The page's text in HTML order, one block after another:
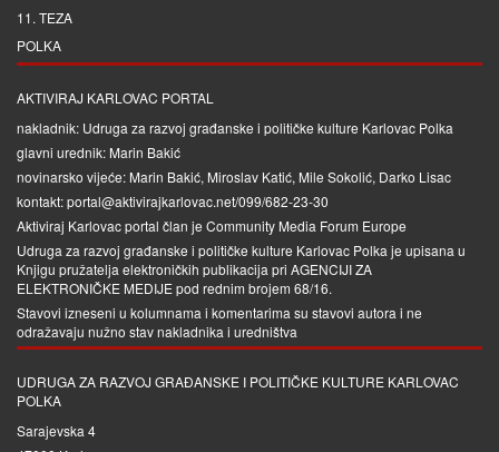
11. TEZA
POLKA
AKTIVIRAJ KARLOVAC PORTAL
nakladnik: Udruga za razvoj građanske i političke kulture Karlovac Polka
glavni urednik: Marin Bakić
novinarsko vijeće: Marin Bakić, Miroslav Katić, Mile Sokolić, Darko Lisac
kontakt: portal@aktivirajkarlovac.net/099/682-23-30
Aktiviraj Karlovac portal član je Community Media Forum Europe
Udruga za razvoj građanske i političke kulture Karlovac Polka je upisana u
Knjigu pružatelja elektroničkih publikacija pri AGENCIJI ZA
ELEKTRONIČKE MEDIJEpod rednim brojem 68/16.
Stavovi izneseni u kolumnama i komentarima su stavovi autora i ne
odražavaju nužno stav nakladnika i uredništva
UDRUGA ZA RAZVOJ GRAĐANSKE I POLITIČKE KULTURE KARLOVAC
POLKA
Sarajevska 4